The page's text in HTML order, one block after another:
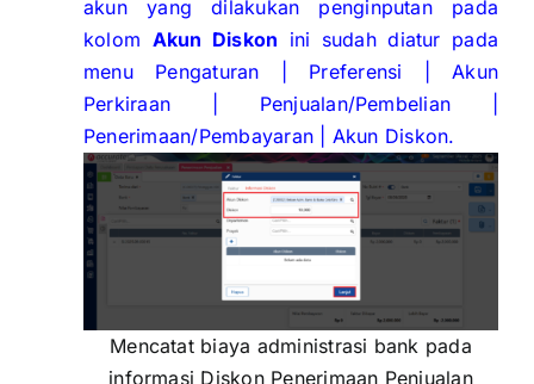
akun yang dilakukan penginputan pada
kolom Akun Diskon ini sudah diatur pada
menu Pengaturan | Preferensi | Akun
Perkiraan | Penjualan/Pembelian |
Penerimaan/Pembayaran | Akun Diskon.
Mencatat biaya administrasi bank pada
informasi Diskon Penerimaan Penjualan